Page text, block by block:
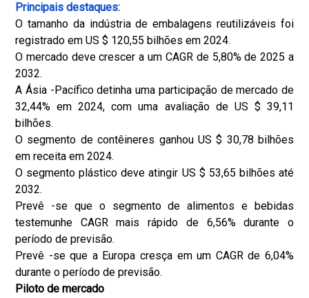
Principais destaques:
O tamanho da indústria de embalagens reutilizáveis ​​foi
registrado em US $ 120,55 bilhões em 2024.
O mercado deve crescer a um CAGR de 5,80% de 2025 a
2032.
A Ásia -Pacífico detinha uma participação de mercado de
32,44% em 2024, com uma avaliação de US $ 39,11
bilhões.
O segmento de contêineres ganhou US $ 30,78 bilhões
em receita em 2024.
O segmento plástico deve atingir US $ 53,65 bilhões até
2032.
Prevê -se que o segmento de alimentos e bebidas
testemunhe CAGR mais rápido de 6,56% durante o
período de previsão.
Prevê -se que a Europa cresça em um CAGR de 6,04%
durante o período de previsão.
Piloto de mercado